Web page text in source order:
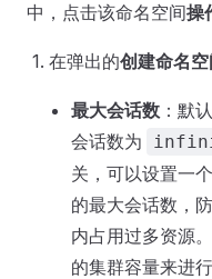
中，点击该命名空间操
在弹出的创建命名空
最大会话数 ：默
会话数为
关，可以设置一
的最大会话数，
内占用过多资源
的集群容量来进